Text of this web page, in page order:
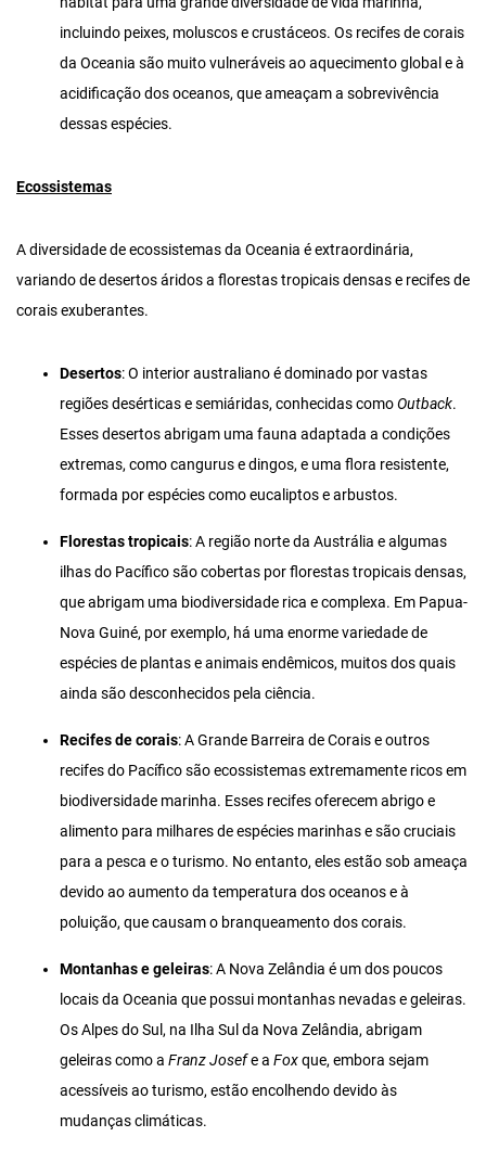
incluindo peixes, moluscos e crustáceos. Os recifes de corais
da Oceania são muito vulneráveis ​​ao aquecimento global e à
acidificação dos oceanos, que ameaçam a sobrevivência
dessas espécies.
Ecossistemas
A diversidade de ecossistemas da Oceania é extraordinária,
variando de desertos áridos a florestas tropicais densas e recifes de
corais exuberantes.
Desertos: O interior australiano é dominado por vastas
regiões desérticas e semiáridas, conhecidas comoOutback.
Esses desertos abrigam uma fauna adaptada a condições
extremas, como cangurus e dingos, e uma flora resistente,
formada por espécies como eucaliptos e arbustos.
Florestas tropicais: A região norte da Austrália e algumas
ilhas do Pacífico são cobertas por florestas tropicais densas,
que abrigam uma biodiversidade rica e complexa. Em Papua-
Nova Guiné, por exemplo, há uma enorme variedade de
espécies de plantas e animais endêmicos, muitos dos quais
ainda são desconhecidos pela ciência.
Recifes de corais: A Grande Barreira de Corais e outros
recifes do Pacífico são ecossistemas extremamente ricos em
biodiversidade marinha. Esses recifes oferecem abrigo e
alimento para milhares de espécies marinhas e são cruciais
para a pesca e o turismo. No entanto, eles estão sob ameaça
devido ao aumento da temperatura dos oceanos e à
poluição, que causam o branqueamento dos corais.
Montanhas e geleiras: A Nova Zelândia é um dos poucos
locais da Oceania que possui montanhas nevadas e geleiras.
Os Alpes do Sul, na Ilha Sul da Nova Zelândia, abrigam
geleiras como a Franz Josefe a Foxque, embora sejam
acessíveis ao turismo, estão encolhendo devido às
mudanças climáticas.